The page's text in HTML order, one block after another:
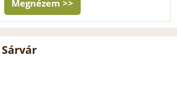
Megnézem >>